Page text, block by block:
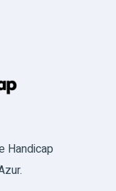
Handicap